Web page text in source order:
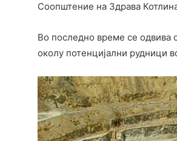
Соопштение на Здрава
Во последно време се одвива
околу потенцијални рудници